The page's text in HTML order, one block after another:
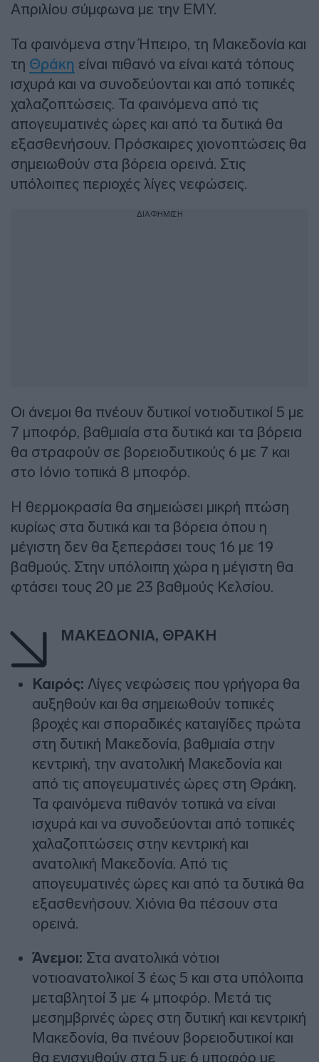
Απριλίου σύμφωνα με την ΕΜΥ.
Τα φαινόμενα στην Ήπειρο, τη Μακεδονία και
τη Θράκη είναι πιθανό να είναι κατά τόπους
ισχυρά και να συνοδεύονται και από τοπικές
χαλαζοπτώσεις. Τα φαινόμενα από τις
απογευματινές ώρες και από τα δυτικά θα
εξασθενήσουν. Πρόσκαιρες χιονοπτώσεις θα
σημειωθούν στα βόρεια ορεινά. Στις
υπόλοιπες περιοχές λίγες νεφώσεις.
ΔΙΑΦΗΜΙΣΗ
Οι άνεμοι θα πνέουν δυτικοί νοτιοδυτικοί 5 με
7 μποφόρ, βαθμιαία στα δυτικά και τα βόρεια
θα στραφούν σε βορειοδυτικούς 6 με 7 και
στο Ιόνιο τοπικά 8 μποφόρ.
Η θερμοκρασία θα σημειώσει μικρή πτώση
κυρίως στα δυτικά και τα βόρεια όπου η
μέγιστη δεν θα ξεπεράσει τους 16 με 19
βαθμούς. Στην υπόλοιπη χώρα η μέγιστη θα
φτάσει τους 20 με 23 βαθμούς Κελσίου.
ΜΑΚΕΔΟΝΙΑ, ΘΡΑΚΗ
Καιρός: Λίγες νεφώσεις που γρήγορα θα
αυξηθούν και θα σημειωθούν τοπικές
βροχές και σποραδικές καταιγίδες πρώτα
στη δυτική Μακεδονία, βαθμιαία στην
κεντρική, την ανατολική Μακεδονία και
από τις απογευματινές ώρες στη Θράκη.
Τα φαινόμενα πιθανόν τοπικά να είναι
ισχυρά και να συνοδεύονται από τοπικές
χαλαζοπτώσεις στην κεντρική και
ανατολική Μακεδονία. Από τις
απογευματινές ώρες και από τα δυτικά θα
εξασθενήσουν. Χιόνια θα πέσουν στα
ορεινά.
Άνεμοι: Στα ανατολικά νότιοι
νοτιοανατολικοί 3 έως 5 και στα υπόλοιπα
μεταβλητοί 3 με 4 μποφόρ. Μετά τις
μεσημβρινές ώρες στη δυτική και κεντρική
Μακεδονία, θα πνέουν βορειοδυτικοί και
θα ενισχυθούν στα 5 με 6 μποφόρ με